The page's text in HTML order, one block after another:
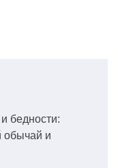
бедности:
обычай и